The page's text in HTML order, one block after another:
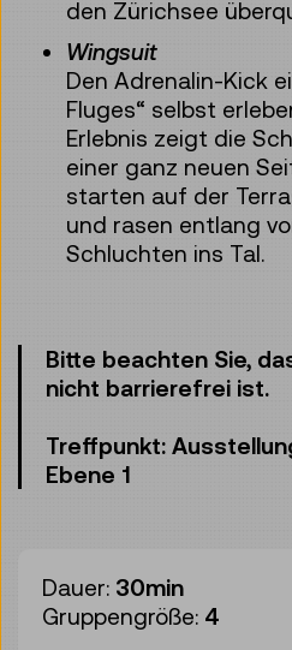
den Zürichsee
Wingsuit
Den Adrenalin-Kick
Fluges“ selbst
Erlebnis zeigt die
einer ganz neuen
starten auf der
und rasen entlang
Schluchten ins Tal.
Bitte beachten Sie,
nicht barrierefrei ist.
Treffpunkt:
Ebene 1
Dauer: 30min
Gruppengröße: 4